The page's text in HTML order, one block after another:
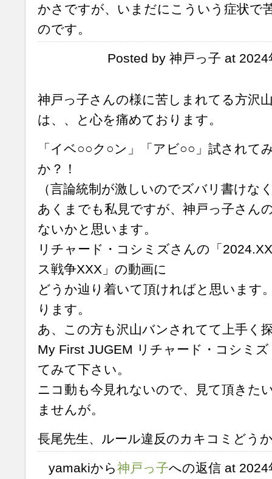
かさですが、いまだにこういう症状で
のです。
Posted by 神戸っ子 at
神戸っ子さんの様に苦しまれてる方沢
は、、と心を痛めております。
「イベ○○ク○ン」「アビ○○」試されて
か？！
（言論統制が激しいのでズバリ書けな
あくまでも私見ですが、神戸っ子さん
ないかと思います。
リチャード・コシミズさんの「
ス戦争XXX」の動画に
どうか辿り着いて頂ければと思います
ります。
あ、この方も沢山バンされてて上手く
My First JUGEM リチャード・コシミ
てみて下さい。
ニコ動も今見れないので、見て頂きた
ませんが。
長尾先生、ルール違反のカキコミどう
yamakiから神戸っ子への返信 at